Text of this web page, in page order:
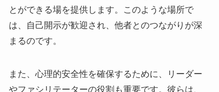
とができる場を提供します。このような場所で
は、自己開示が歓迎され、他者とのつながりが深
まるのです。
また、心理的安全性を確保するために、リーダー
やファシリテーターの役割も重要です。彼らは、